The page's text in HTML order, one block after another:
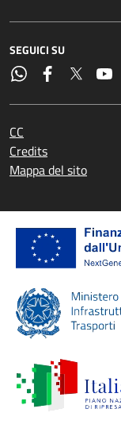
SEGUICI SU
CC
Credits
Mappa del sito